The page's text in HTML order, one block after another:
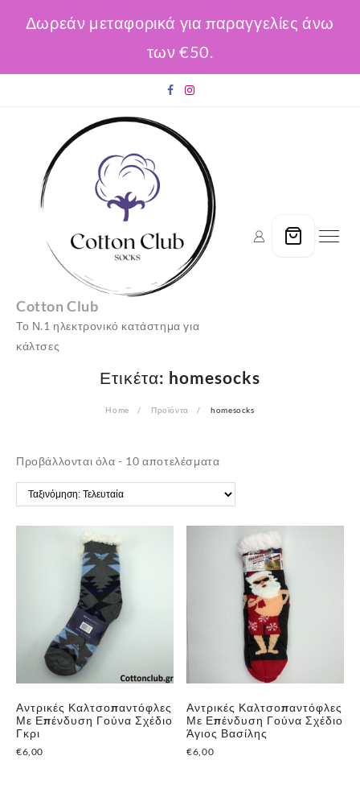
Δωρεάν μεταφορικά για παραγγελίες άνω
των €50.
Cotton Club
Το Ν.1 ηλεκτρονικό κατάστημα για
κάλτσες
Ετικέτα: homesocks
Home Προϊόντα homesocks
Προβάλλονται όλα - 10 αποτελέσματαSorted
by
latest
Αντρικές Καλτσοπαντόφλες
Με Επένδυση Γούνα Σχέδιο
Γκρι
€6,00
Αντρικές Καλτσοπαντόφλες
Με Επένδυση Γούνα Σχέδιο
Άγιος Βασίλης
€6,00